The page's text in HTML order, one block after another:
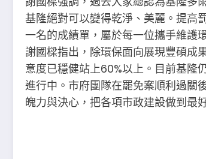
基隆絕對可以變得乾淨、美麗。提高
一名的成績單，屬於每一位攜手維護
謝國樑指出，除環保面向展現豐碩成
意度已穩健站上60%以上。目前基隆
進行中。市府團隊在罷免案順利過關
魄力與決心，把各項市政建設做到最